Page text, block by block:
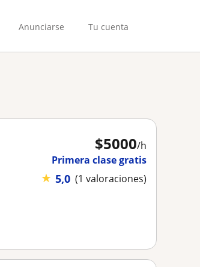
Anunciarse Tu cuenta
$5000/h
Primera clase gratis
★ 5,0 (1 valoraciones)